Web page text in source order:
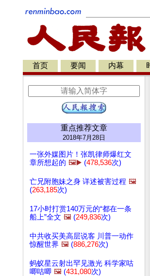
首页 要闻 内幕
重点推荐文章
2018年7月28日
一张外媒图片！张凯律师爆红文
章所想起的 🖼️▶️ (478,536次)
亡兄附胞妹之身 详述被害过程 🖼️
(263,185次)
17小时打赏140万元的“都在一条
船上”全文 🖼️ (249,836次)
中共收买美高层说客 川普一动作
惊醒世界 🖼️ (886,276次)
蚂蚁星云射出罕见激光 科学家咕
唧咕唧 🖼️ (431,080次)